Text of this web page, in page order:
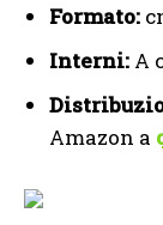
Formato:
Interni: A
Amazon a